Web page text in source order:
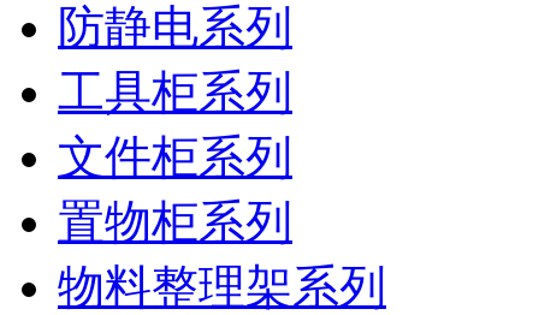
防静电系列
工具柜系列
文件柜系列
置物柜系列
物料整理架系列